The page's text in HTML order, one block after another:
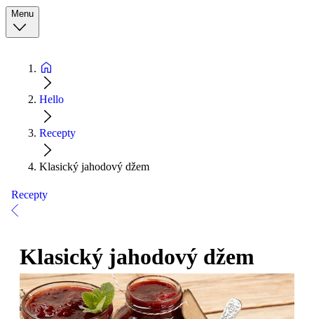
Menu
Hello
Recepty
Klasický jahodový džem
Recepty
Klasický jahodový džem